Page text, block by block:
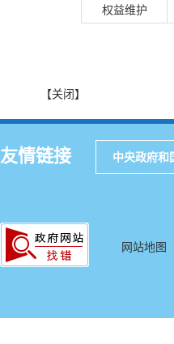
权益维护
【关闭】
友情链接 中央政府和
网站地图